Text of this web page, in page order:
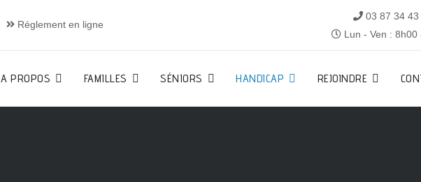
Réglement en ligne
03 87 34 43
Lun - Ven :
A PROPOS FAMILLES SÉNIORS HANDICAP REJOINDRE